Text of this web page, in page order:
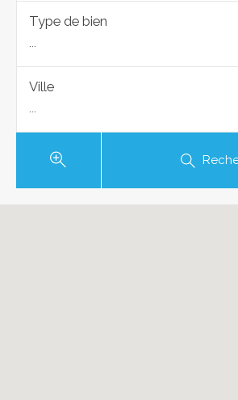
Type de bien
...
Ville
...